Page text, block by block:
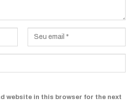
website in this browser for the next